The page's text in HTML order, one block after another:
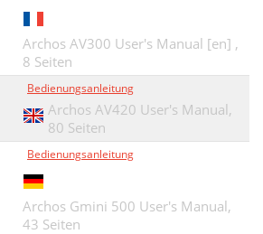
Archos AV300 User's Manual [en] ,
8 Seiten
Bedienungsanleitung
Archos AV420 User's Manual,
80 Seiten
Bedienungsanleitung
Archos Gmini 500 User's Manual,
43 Seiten